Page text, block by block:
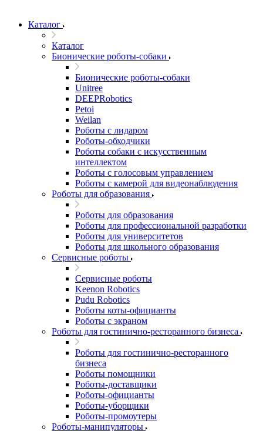
Каталог
Каталог
Бионические роботы-собаки
Бионические роботы-собаки
Unitree
DEEPRobotics
Petoi
Weilan
Роботы с лидаром
Роботы-обходчики
Роботы собаки с искусственным
интеллектом
Роботы с голосовым управлением
Роботы с камерой для видеонаблюдения
Роботы для образования
Роботы для образования
Роботы для профессиональной разработки
Роботы для университетов
Роботы для школьного образования
Сервисные роботы
Сервисные роботы
Keenon Robotics
Pudu Robotics
Роботы коты-официанты
Роботы с экраном
Роботы для гостинично-ресторанного бизнеса
Роботы для гостинично-ресторанного
бизнеса
Роботы помощники
Роботы-доставщики
Роботы-официанты
Роботы-уборщики
Роботы-промоутеры
Роботы-манипуляторы